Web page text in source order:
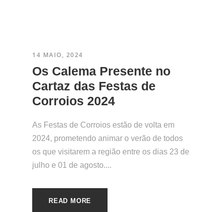
14 MAIO, 2024
Os Calema Presente no
Cartaz das Festas de
Corroios 2024
As Festas de Corroios estão de volta em
2024, prometendo animar o verão de todos
os que visitarem a região entre os dias 23 de
julho e 01 de agosto....
READ MORE